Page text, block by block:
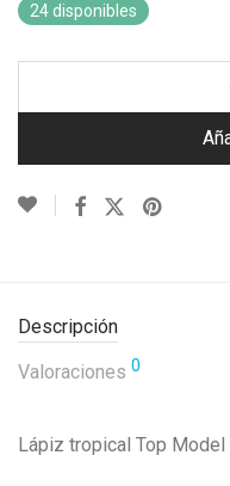
24 disponibles
Descripción
Valoraciones 0
Lápiz tropical Top Model